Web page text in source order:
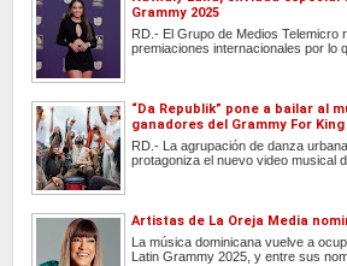
Grammy 2025
RD.- El Grupo de Medios Telemicro
premiaciones internacionales por lo
“Da Republik” pone a bailar al
ganadores del Grammy For
RD.- La agrupación de danza
protagoniza el nuevo video musical
Artistas de La Oreja Media
La música dominicana vuelve a
Latin Grammy 2025, y entre sus